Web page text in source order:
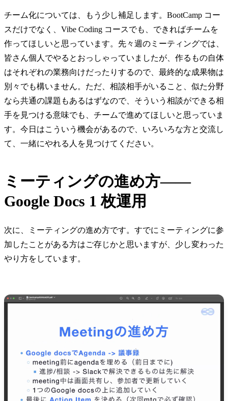
チーム化については、もう少し補足します。BootCamp コー
スだけでなく、Vibe Coding コースでも、できればチームを
作ってほしいと思っています。先々週のミーティングでは、
皆さん個人でやるとおっしゃっていましたが、作るもの自体
はそれぞれの業務向けだったりするので、最終的な成果物は
別々でも構いません。ただ、相談相手がいること、似た分野
なら共通の課題もあるはずなので、そういう相談ができる相
手を見つける意味でも、チームで進めてほしいと思っていま
す。今日はこういう機会があるので、いろいろな方と交流し
て、一緒にやれる人を見つけてください。
ミーティングの進め方——
Google Docs 1 枚運用
次に、ミーティングの進め方です。すでにミーティングに参
加したことがある方はご存じかと思いますが、少し変わった
やり方をしています。